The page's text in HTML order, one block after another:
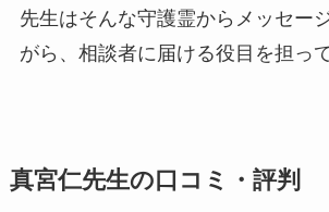
先生はそんな守護霊からメッセー
がら、相談者に届ける役目を担っ
真宮仁先生の口コミ・評判